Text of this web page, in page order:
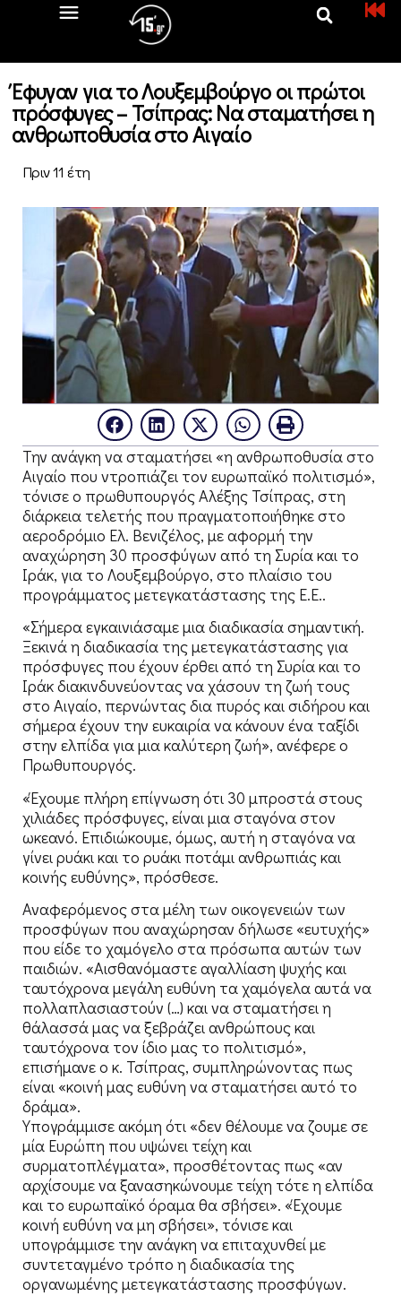
Έφυγαν για το Λουξεμβούργο οι πρώτοι
πρόσφυγες – Τσίπρας: Να σταματήσει η
ανθρωποθυσία στο Αιγαίο
Πριν 11 έτη
Την ανάγκη να σταματήσει «η ανθρωποθυσία στο
Αιγαίο που ντροπιάζει τον ευρωπαϊκό πολιτισμό»,
τόνισε ο πρωθυπουργός Αλέξης Τσίπρας, στη
διάρκεια τελετής που πραγματοποιήθηκε στο
αεροδρόμιο Ελ. Βενιζέλος, με αφορμή την
αναχώρηση 30 προσφύγων από τη Συρία και το
Ιράκ, για το Λουξεμβούργο, στο πλαίσιο του
προγράμματος μετεγκατάστασης της Ε.Ε..
«Σήμερα εγκαινιάσαμε μια διαδικασία σημαντική.
Ξεκινά η διαδικασία της μετεγκατάστασης για
πρόσφυγες που έχουν έρθει από τη Συρία και το
Ιράκ διακινδυνεύοντας να χάσουν τη ζωή τους
στο Αιγαίο, περνώντας δια πυρός και σιδήρου και
σήμερα έχουν την ευκαιρία να κάνουν ένα ταξίδι
στην ελπίδα για μια καλύτερη ζωή», ανέφερε ο
Πρωθυπουργός.
«Έχουμε πλήρη επίγνωση ότι 30 μπροστά στους
χιλιάδες πρόσφυγες, είναι μια σταγόνα στον
ωκεανό. Επιδιώκουμε, όμως, αυτή η σταγόνα να
γίνει ρυάκι και το ρυάκι ποτάμι ανθρωπιάς και
κοινής ευθύνης», πρόσθεσε.
Αναφερόμενος στα μέλη των οικογενειών των
προσφύγων που αναχώρησαν δήλωσε «ευτυχής»
που είδε το χαμόγελο στα πρόσωπα αυτών των
παιδιών. «Αισθανόμαστε αγαλλίαση ψυχής και
ταυτόχρονα μεγάλη ευθύνη τα χαμόγελα αυτά να
πολλαπλασιαστούν (…) και να σταματήσει η
θάλασσά μας να ξεβράζει ανθρώπους και
ταυτόχρονα τον ίδιο μας το πολιτισμό»,
επισήμανε ο κ. Τσίπρας, συμπληρώνοντας πως
είναι «κοινή μας ευθύνη να σταματήσει αυτό το
δράμα».
Υπογράμμισε ακόμη ότι «δεν θέλουμε να ζουμε σε
μία Ευρώπη που υψώνει τείχη και
συρματοπλέγματα», προσθέτοντας πως «αν
αρχίσουμε να ξανασηκώνουμε τείχη τότε η ελπίδα
και το ευρωπαϊκό όραμα θα σβήσει». «Έχουμε
κοινή ευθύνη να μη σβήσει», τόνισε και
υπογράμμισε την ανάγκη να επιταχυνθεί με
συντεταγμένο τρόπο η διαδικασία της
οργανωμένης μετεγκατάστασης προσφύγων.